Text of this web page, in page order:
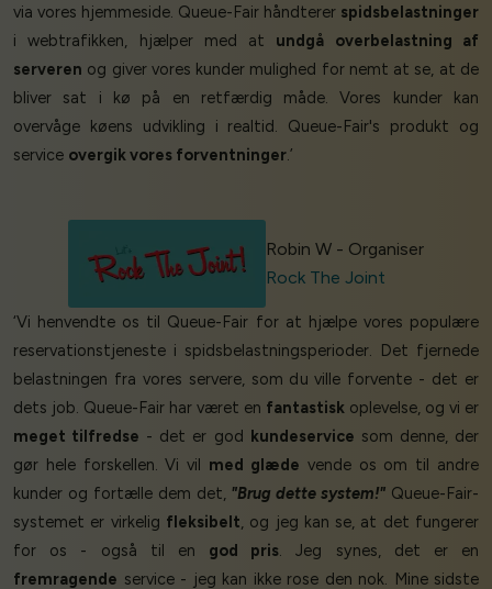
via vores hjemmeside. Queue-Fair håndterer spidsbelastninger
i webtrafikken, hjælper med at undgå overbelastning af
serveren og giver vores kunder mulighed for nemt at se, at de
bliver sat i kø på en retfærdig måde. Vores kunder kan
overvåge køens udvikling i realtid. Queue-Fair's produkt og
service overgik vores forventninger.’
Robin W - Organiser
Rock The Joint
‘Vi henvendte os til Queue-Fair for at hjælpe vores populære
reservationstjeneste i spidsbelastningsperioder. Det fjernede
belastningen fra vores servere, som du ville forvente - det er
dets job. Queue-Fair har været en fantastisk oplevelse, og vi er
meget tilfredse - det er god kundeservice som denne, der
gør hele forskellen. Vi vil med glæde vende os om til andre
kunder og fortælle dem det, "Brug dette system!" Queue-Fair-
systemet er virkelig fleksibelt, og jeg kan se, at det fungerer
for os - også til en god pris. Jeg synes, det er en
fremragende service - jeg kan ikke rose den nok. Mine sidste